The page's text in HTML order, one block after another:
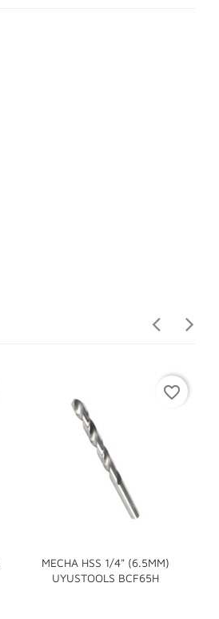
MECHA HSS 1/4" (6.5MM)
UYUSTOOLS BCF65H

favorite_border